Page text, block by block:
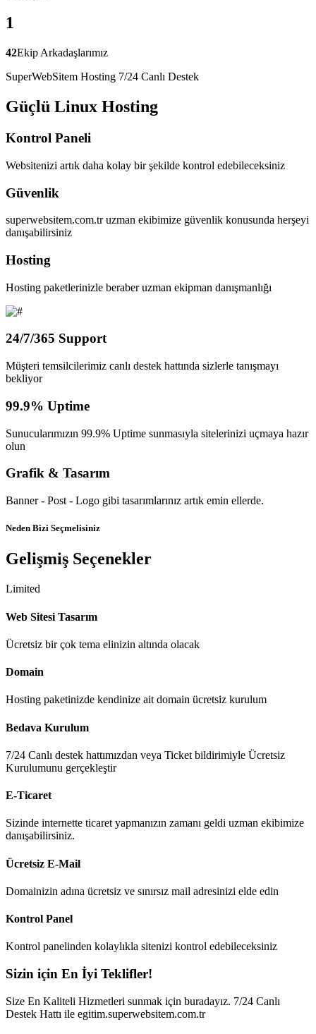
1
42Ekip Arkadaşlarımız
SuperWebSitem Hosting 7/24 Canlı Destek
Güçlü Linux Hosting
Kontrol Paneli
Websitenizi artık daha kolay bir şekilde kontrol edebileceksiniz
Güvenlik
superwebsitem.com.tr uzman ekibimize güvenlik konusunda herşeyi
danışabilirsiniz
Hosting
Hosting paketlerinizle beraber uzman ekipman danışmanlığı
24/7/365 Support
Müşteri temsilcilerimiz canlı destek hattında sizlerle tanışmayı
bekliyor
99.9% Uptime
Sunucularımızın 99.9% Uptime sunmasıyla sitelerinizi uçmaya hazır
olun
Grafik & Tasarım
Banner - Post - Logo gibi tasarımlarınız artık emin ellerde.
Neden Bizi Seçmelisiniz
Gelişmiş Seçenekler
Limited
Web Sitesi Tasarım
Ücretsiz bir çok tema elinizin altında olacak
Domain
Hosting paketinizde kendinize ait domain ücretsiz kurulum
Bedava Kurulum
7/24 Canlı destek hattımızdan veya Ticket bildirimiyle Ücretsiz
Kurulumunu gerçekleştir
E-Ticaret
Sizinde internette ticaret yapmanızın zamanı geldi uzman ekibimize
danışabilirsiniz.
Ücretsiz E-Mail
Domainizin adına ücretsiz ve sınırsız mail adresinizi elde edin
Kontrol Panel
Kontrol panelinden kolaylıkla sitenizi kontrol edebileceksiniz
Sizin için En İyi Teklifler!
Size En Kaliteli Hizmetleri sunmak için buradayız. 7/24 Canlı
Destek Hattı ile egitim.superwebsitem.com.tr